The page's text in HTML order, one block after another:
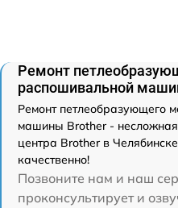
Ремонт
распошивальной
Ремонт петлеобразующего
машины Brother -
центра Brother в
качественно!
Позвоните нам и наш
проконсультирует и